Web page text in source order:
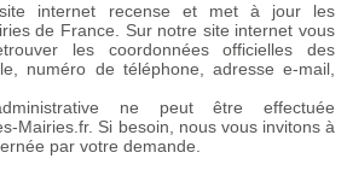
internet recense et met à jour les
de France. Sur notre site internet vous
les coordonnées officielles des
numéro de téléphone, adresse e-mail,
ne peut être effectuée
Mairies.fr. Si besoin, nous vous invitons à
par votre demande.